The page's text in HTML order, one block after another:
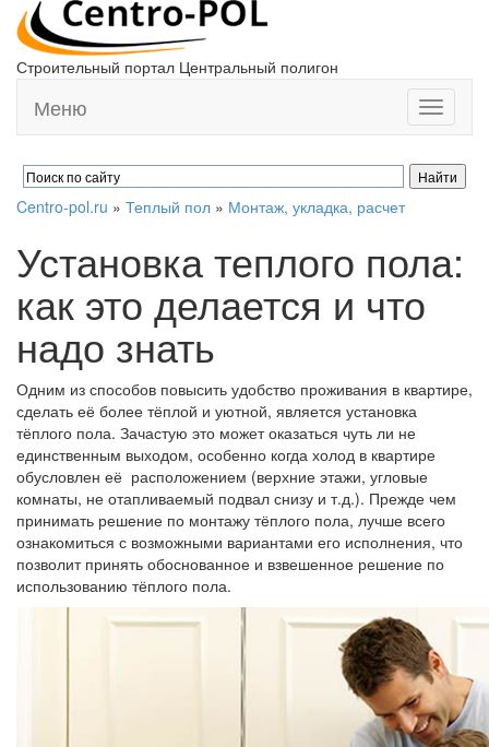
Строительный портал Центральный полигон
Toggle
Меню
Centro-pol.ru » Теплый пол » Монтаж, укладка, расчет
Установка теплого пола:
как это делается и что
надо знать
Одним из способов повысить удобство проживания в квартире,
сделать её более тёплой и уютной, является установка
тёплого пола. Зачастую это может оказаться чуть ли не
единственным выходом, особенно когда холод в квартире
обусловлен её расположением (верхние этажи, угловые
комнаты, не отапливаемый подвал снизу и т.д.). Прежде чем
принимать решение по монтажу тёплого пола, лучше всего
ознакомиться с возможными вариантами его исполнения, что
позволит принять обоснованное и взвешенное решение по
использованию тёплого пола.